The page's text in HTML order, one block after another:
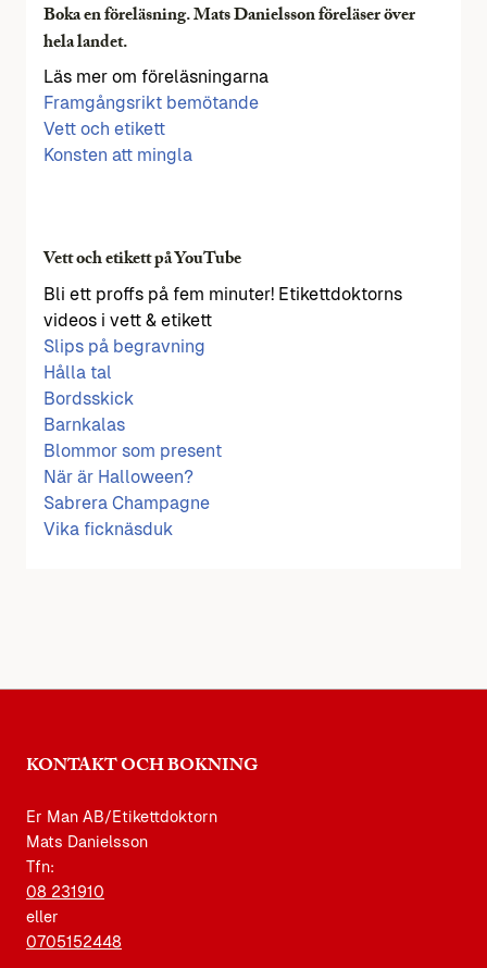
Boka en föreläsning. Mats Danielsson föreläser över
hela landet.
Läs mer om föreläsningarna
Framgångsrikt bemötande
Vett och etikett
Konsten att mingla
Vett och etikett på YouTube
Bli ett proffs på fem minuter! Etikettdoktorns
videos i vett & etikett
Slips på begravning
Hålla tal
Bordsskick
Barnkalas
Blommor som present
När är Halloween?
Sabrera Champagne
Vika ficknäsduk
KONTAKT OCH BOKNING
Er Man AB/Etikettdoktorn
Mats Danielsson
Tfn:
08 231910
eller
0705152448